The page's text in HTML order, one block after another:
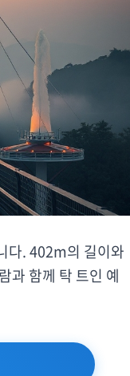
다. 402m의 길이와
과 함께 탁 트인 예